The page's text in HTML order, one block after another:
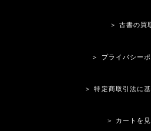
＞ 古書の買
＞ プライバシー
＞ 特定商取引法に
＞ カートを